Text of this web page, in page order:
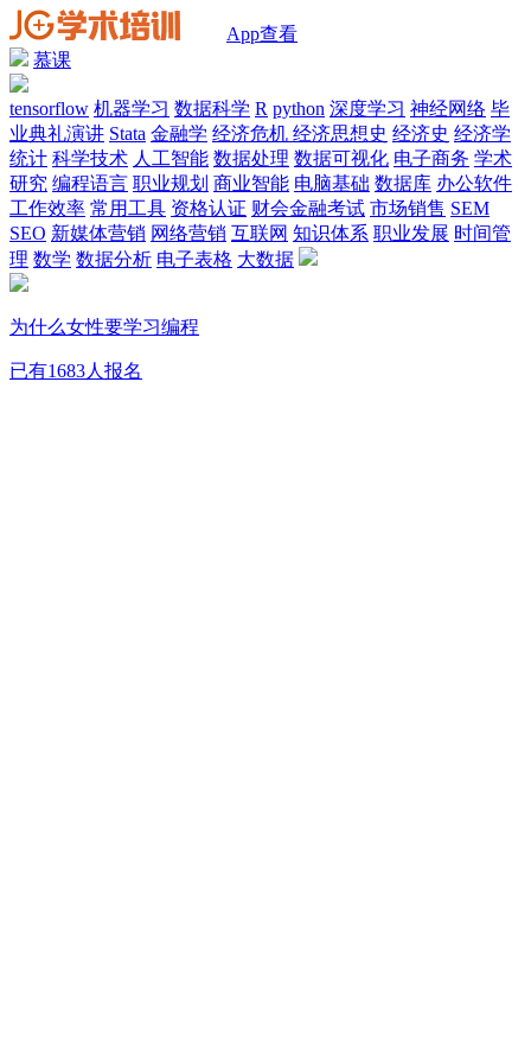
App查看
慕课
tensorflow 机器学习 数据科学 R python 深度学习 神经网络 毕
业典礼演讲 Stata 金融学 经济危机 经济思想史 经济史 经济学
统计 科学技术 人工智能 数据处理 数据可视化 电子商务 学术
研究 编程语言 职业规划 商业智能 电脑基础 数据库 办公软件
工作效率 常用工具 资格认证 财会金融考试 市场销售 SEM
SEO 新媒体营销 网络营销 互联网 知识体系 职业发展 时间管
理 数学 数据分析 电子表格 大数据
为什么女性要学习编程
已有1683人报名